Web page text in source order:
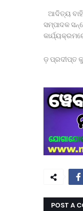
ଆଦିତ୍ୟ
ସମ୍ପାଦକ
ଡ଼ ପ୍ରଦୀପ୍ତ
POST A